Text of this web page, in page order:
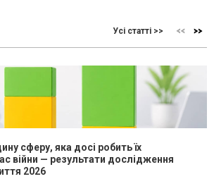
Усі статті >>
сферу, яка досі робить їх
війни — результати дослідження
2026